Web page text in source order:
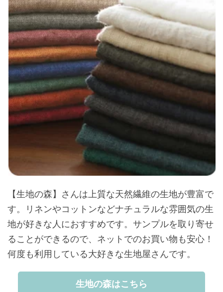
【生地の森】さんは上質な天然繊維の生地が豊富で
す。リネンやコットンなどナチュラルな雰囲気の生
地が好きな人におすすめです。サンプルを取り寄せ
ることができるので、ネットでのお買い物も安心！
何度も利用している大好きな生地屋さんです。
生地の森はこちら